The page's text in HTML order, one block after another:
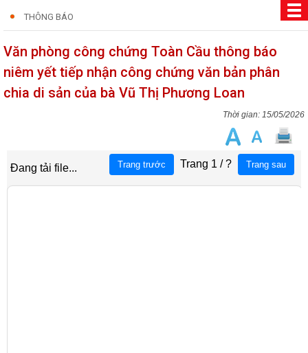
THÔNG BÁO
Văn phòng công chứng Toàn Cầu thông báo
niêm yết tiếp nhận công chứng văn bản phân
chia di sản của bà Vũ Thị Phương Loan
15/05/2026